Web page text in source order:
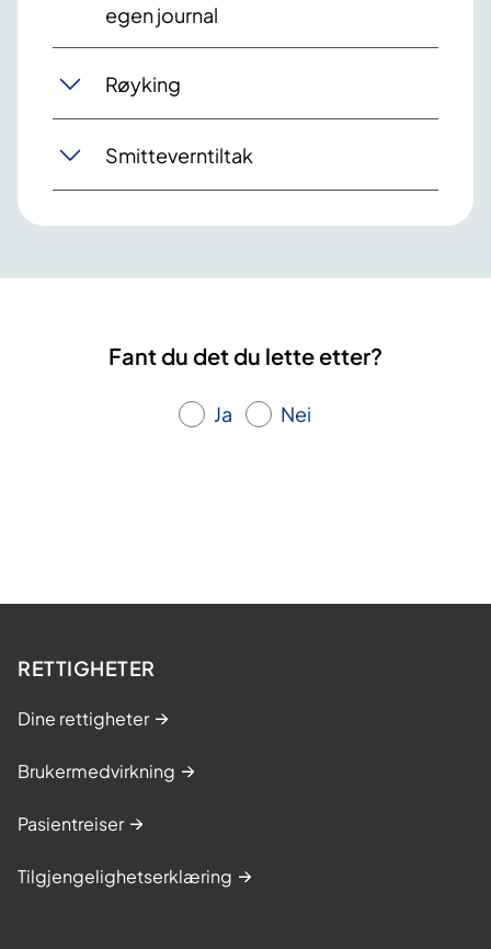
egen journal
Røyking
Smitteverntiltak
Fant du det du lette etter?
Ja Nei
RETTIGHETER
Dine rettigheter
Brukermedvirkning
Pasientreiser
Tilgjengelighetserklæring